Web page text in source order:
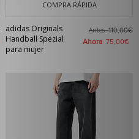
COMPRA RÁPIDA
adidas Originals
Handball Spezial
para mujer
Antes110,00€
Ahora 75,00€